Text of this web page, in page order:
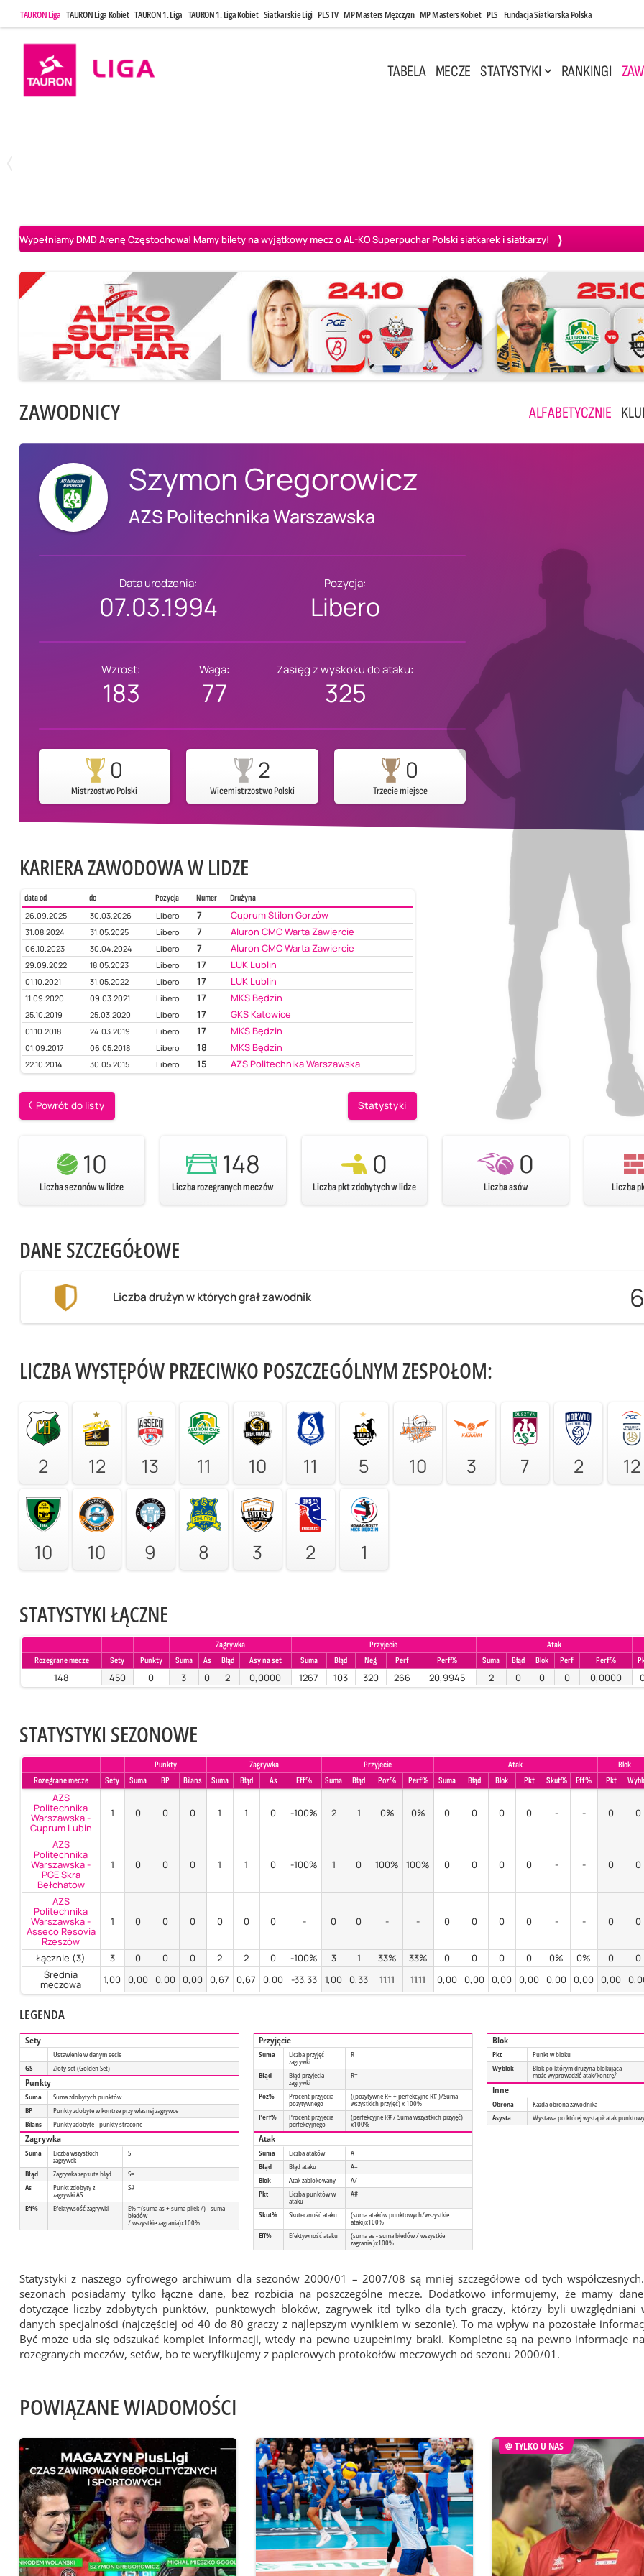
TAURON Liga TAURON Liga Kobiet TAURON 1. Liga TAURON 1. Liga Kobiet Siatkarskie Ligi PLS TV MP Masters Mężczyzn MP Masters Kobiet PLS Fundacja Siatkarska Polska
TABELA MECZE STATYSTYKI RANKINGI
Wypełniamy DMD Arenę Częstochowa! Mamy bilety na wyjątkowy mecz o AL-KO Superpuchar Polski siatkarek i siatkarzy!
ZAWODNICY ALFABETYCZNIE
Szymon Gregorowicz
AZS Politechnika Warszawska
Data urodzenia:
07.03.1994
Pozycja:
Libero
Wzrost:
183
Waga:
77
Zasięg z wyskoku do ataku:
325
0
Mistrzostwo Polski
2
Wicemistrzostwo Polski
0
Trzecie miejsce
KARIERA ZAWODOWA W LIDZE
data od do Pozycja Numer
Drużyna
26.09.2025
30.03.2026 Libero 7 Cuprum Stilon Gorzów
31.08.2024 31.05.2025 Libero 7 Aluron CMC Warta Zawiercie
06.10.2023 30.04.2024 Libero 7 Aluron CMC Warta Zawiercie
29.09.2022 18.05.2023 Libero 17 LUK Lublin
01.10.2021 31.05.2022 Libero 17 LUK Lublin
11.09.2020 09.03.2021 Libero 17 MKS Będzin
25.10.2019 25.03.2020 Libero 17 GKS Katowice
01.10.2018 24.03.2019 Libero 17 MKS Będzin
01.09.2017 06.05.2018 Libero 18 MKS Będzin
22.10.2014 30.05.2015 Libero 15 AZS Politechnika Warszawska
Powrót do listy Statystyki
10
Liczba sezonów w lidze
148
Liczba rozegranych meczów
0
Liczba pkt zdobytych w lidze
0
Liczba asów Liczba
DANE SZCZEGÓŁOWE
Liczba drużyn w których grał zawodnik 6
LICZBA WYSTĘPÓW PRZECIWKO POSZCZEGÓLNYM ZESPOŁOM:
2 12 13 11 10 11 5 10 3 7 2 12
10 10 9 8 3 2 1
STATYSTYKI ŁĄCZNE
Zagrywka Przyjecie
Atak
Rozegrane mecze
Sety Punkty Suma As Błąd Asy na set Suma Błąd Neg Perf Perf% Suma Błąd Blok Perf Perf%
148 450 0 3 0 2 0,0000 1267 103 320 266 20,9945 2 0 0 0 0,0000
STATYSTYKI SEZONOWE
Punkty Zagrywka Przyjecie Atak
Blok
Rozegrane mecze
Sety Suma BP Bilans Suma Błąd As Eff% Suma Błąd Poz% Perf% Suma Błąd Blok Pkt Skut% Eff% Pkt
AZS
Politechnika
Warszawska -
Cuprum Lubin
1 0 0 0 1 1 0 -100% 2 1 0% 0% 0 0 0 0 - - 0 0
AZS
Politechnika
Warszawska -
PGE Skra
Bełchatów
1 0 0 0 1 1 0 -100% 1 0 100% 100% 0 0 0 0 - - 0 0
AZS
Politechnika
Warszawska -
Asseco Resovia
Rzeszów
1 0 0 0 0 0 0 - 0 0 - - 0 0 0 0 - - 0 0
Łącznie (3) 3 0 0 0 2 2 0 -100% 3 1 33% 33% 0 0 0 0 0% 0% 0
0
Średnia
meczowa 1,00 0,00 0,00 0,00 0,67 0,67 0,00 -33,33 1,00 0,33 11,11 11,11 0,00 0,00 0,00 0,00 0,00 0,00 0,00
LEGENDA
Sety
Ustawienie w danym secie
GS
Złoty set (Golden Set)
Punkty
Suma
Suma zdobytych punktów
BP
Punkty zdobyte w kontrze przy własnej zagrywce
Bilans
Punkty zdobyte - punkty stracone
Zagrywka
Suma Liczba wszystkich
zagrywek
S
Błąd Zagrywka zepsuta błąd
S=
As
Punkt zdobyty z
zagrywki AS
S#
Eff% Efektywsość zagrywki E% =(suma as + suma piłek /) - suma
błedów
/ wszystkie zagrania)x100%
Przyjęcie
Suma Liczba przyjęć
zagrywki
R
Błąd Błąd przyjecia
zagrywki
R=
Poz% Procent przyjecia
pozytywnego
((pozytywne R+ + perfekcyjne R# )/Suma
wszystkich przyjęć) x 100%
Perf%
Procent przyjecia
perfekcyjnego
(perfekcyjne R# / Suma wszystkich przyjęć)
x100%
Atak
Suma Liczba ataków
A
Błąd
Błąd ataku
A=
Blok
Atak zablokowany
A/
Pkt
Liczba punktów w
ataku
A#
Skut% Skuteczność ataku (suma ataków punktowych/wszystkie
ataki)x100%
Eff%
Efektywność ataku (suma as - suma błedów / wszystkie
zagrania )x100%
Blok
Pkt
Punkt w bloku
Wyblok
Blok po którym drużyna blokująca
może wyprowadzić atak/kontrę/
Inne
Obrona
Każda obrona zawodnika
Asysta
Wystawa po której wystąpił atak
Statystyki z naszego cyfrowego archiwum dla sezonów 2000/01 – 2007/08 są mniej szczegółowe od tych
sezonach posiadamy tylko łączne dane, bez rozbicia na poszczególne mecze. Dodatkowo informujemy, że mamy
dotyczące liczby zdobytych punktów, punktowych bloków, zagrywek itd tylko dla tych graczy, którzy byli uwzględniani
danych specjalności (najczęściej od 40 do 80 graczy z najlepszym wynikiem w sezonie). To ma wpływ na pozostałe
Być może uda się odszukać komplet informacji, wtedy na pewno uzupełnimy braki. Kompletne są na pewno informacje
rozegranych meczów, setów, bo te weryfikujemy z papierowych protokołów meczowych od sezonu 2000/01.
POWIĄZANE WIADOMOŚCI
TYLKO U NAS